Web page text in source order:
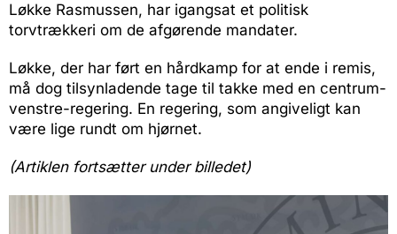
Løkke Rasmussen, har igangsat et politisk
torvtrækkeri om de afgørende mandater.
Løkke, der har ført en hårdkamp for at ende i remis,
må dog tilsynladende tage til takke med en centrum-
venstre-regering. En regering, som angiveligt kan
være lige rundt om hjørnet.
(Artiklen fortsætter under billedet)